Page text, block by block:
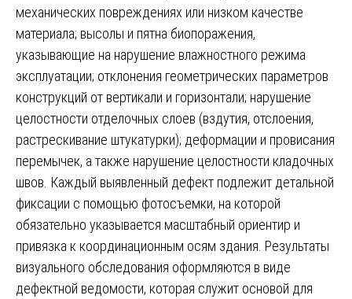
механических повреждениях или низком качестве
материала; высолы и пятна биопоражения,
указывающие на нарушение влажностного режима
эксплуатации; отклонения геометрических параметров
конструкций от вертикали и горизонтали; нарушение
целостности отделочных слоев (вздутия, отслоения,
растрескивание штукатурки); деформации и провисания
перемычек, а также нарушение целостности кладочных
швов. Каждый выявленный дефект подлежит детальной
фиксации с помощью фотосъемки, на которой
обязательно указывается масштабный ориентир и
привязка к координационным осям здания. Результаты
визуального обследования оформляются в виде
дефектной ведомости, которая служит основой для